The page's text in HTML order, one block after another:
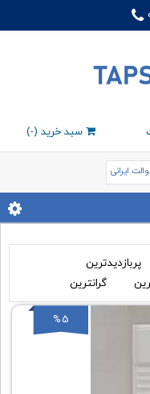
سبد خرید (-
)
ایرانی
پربازدیدترین
گرانترین
%5